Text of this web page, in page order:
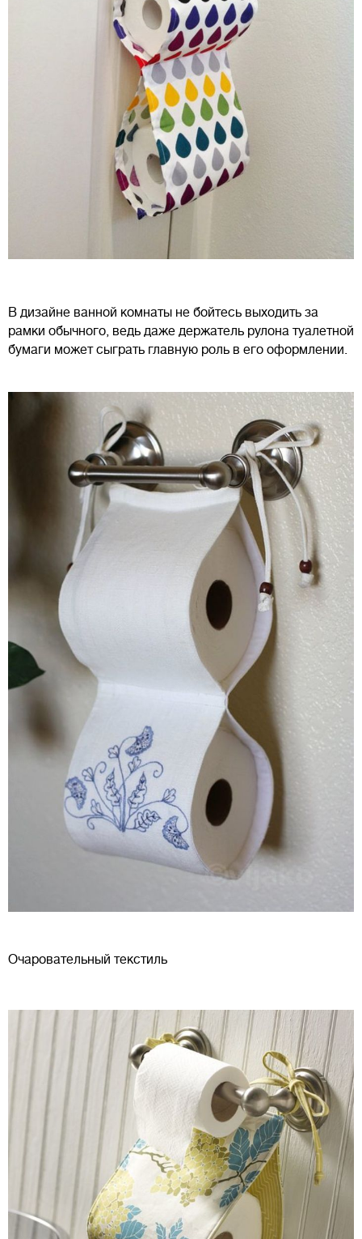
В дизайне ванной комнаты не бойтесь выходить за
рамки обычного, ведь даже держатель рулона туалетной
бумаги может сыграть главную роль в его оформлении.
Очаровательный текстиль